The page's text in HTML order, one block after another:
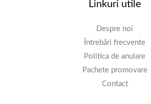
Linkuri utile
Despre noi
Întrebări frecvente
Politica de anulare
Pachete promovare
Contact